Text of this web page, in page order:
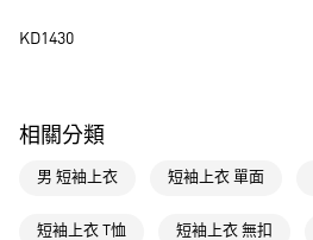
運送方式
付款後全家取貨
每筆NT$80，滿NT$1,500(含以上)免運費
萊爾富取貨付款
KD1430
相關分類
男 短袖上衣 短袖上衣 單面
短袖上衣 T恤 短袖上衣 無扣